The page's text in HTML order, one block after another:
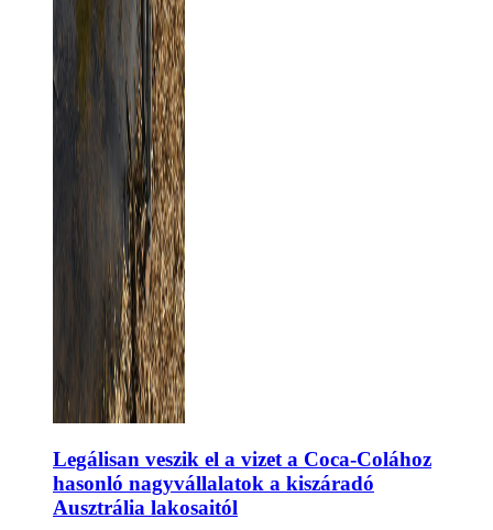
Legálisan veszik el a vizet a Coca-Colához
hasonló nagyvállalatok a kiszáradó
Ausztrália lakosaitól